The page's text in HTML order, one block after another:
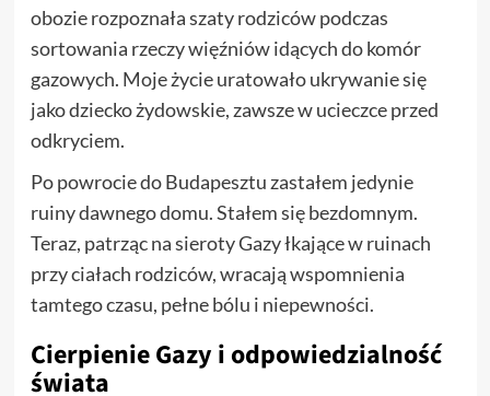
obozie rozpoznała szaty rodziców podczas
sortowania rzeczy więźniów idących do komór
gazowych. Moje życie uratowało ukrywanie się
jako dziecko żydowskie, zawsze w ucieczce przed
odkryciem.
Po powrocie do Budapesztu zastałem jedynie
ruiny dawnego domu. Stałem się bezdomnym.
Teraz, patrząc na sieroty Gazy łkające w ruinach
przy ciałach rodziców, wracają wspomnienia
tamtego czasu, pełne bólu i niepewności.
Cierpienie Gazy i odpowiedzialność
świata